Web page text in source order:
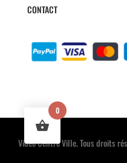
CONTACT
Vidéo Centre Ville. Tous droits
0